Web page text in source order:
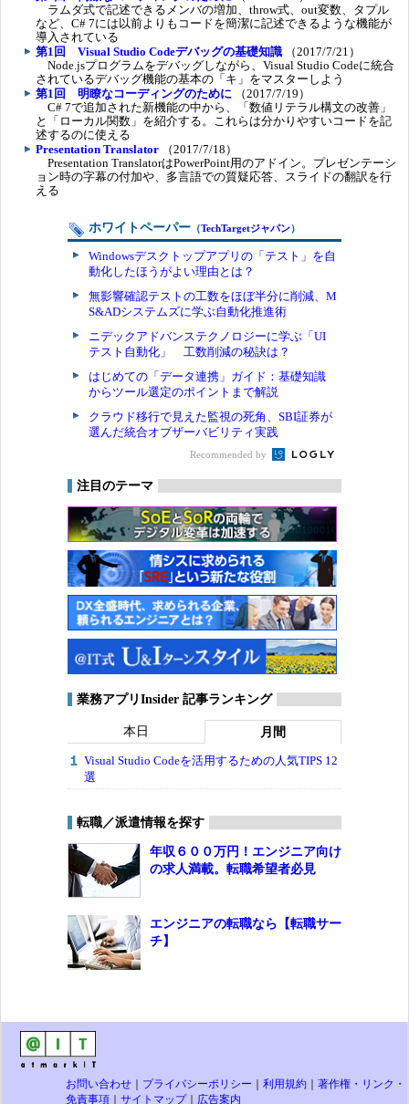
ラムダ式で記述できるメンバの増加、throw式、out変数、タプル
など、C# 7には以前よりもコードを簡潔に記述できるような機能が
導入されている
第1回 Visual Studio Codeデバッグの基礎知識 （2017/7/21）
Node.jsプログラムをデバッグしながら、Visual Studio Codeに統合
されているデバッグ機能の基本の「キ」をマスターしよう
第1回 明瞭なコーディングのために （2017/7/19）
C# 7で追加された新機能の中から、「数値リテラル構文の改善」
と「ローカル関数」を紹介する。これらは分かりやすいコードを記
述するのに使える
Presentation Translator （2017/7/18）
Presentation TranslatorはPowerPoint用のアドイン。プレゼンテーシ
ョン時の字幕の付加や、多言語での質疑応答、スライドの翻訳を行
える
ホワイトペーパー （TechTargetジャパン）
Windowsデスクトップアプリの「テスト」を自
動化したほうがよい理由とは？
無影響確認テストの工数をほぼ半分に削減、M
S&ADシステムズに学ぶ自動化推進術
ニデックアドバンステクノロジーに学ぶ「UI
テスト自動化」 工数削減の秘訣は？
はじめての「データ連携」ガイド：基礎知識
からツール選定のポイントまで解説
クラウド移行で見えた監視の死角、SBI証券が
選んだ統合オブザーバビリティ実践
Recommended by
注目のテーマ
業務アプリInsider 記事ランキング
本日 月間
Visual Studio Codeを活用するための人気TIPS 12
選
転職／派遣情報を探す
年収６００万円！エンジニア向け
の求人満載。転職希望者必見
エンジニアの転職なら【転職サー
チ】
お問い合わせ プライバシーポリシー 利用規約
著作権・リンク・
免責事項
サイトマップ｜ 広告案内